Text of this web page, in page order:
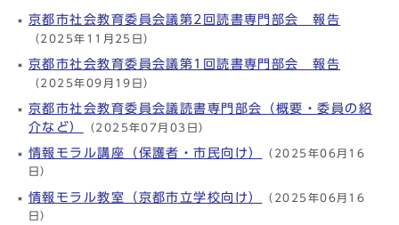
京都市社会教育委員会議第2回読書専門部会 報告
（2025年11月25日）
京都市社会教育委員会議第1回読書専門部会 報告
（2025年09月19日）
京都市社会教育委員会議読書専門部会（概要・委員の紹
介など）
（2025年07月03日）
情報モラル講座（保護者・市民向け） （2025年06月16
日）
情報モラル教室（京都市立学校向け）
（2025年06月16
日）